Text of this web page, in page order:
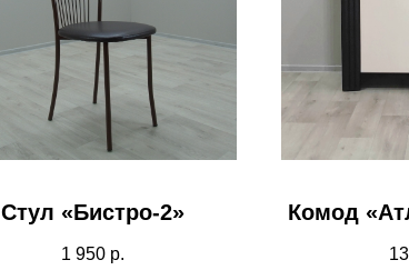
Стул «Бистро-2»
1 950 р.
Комод